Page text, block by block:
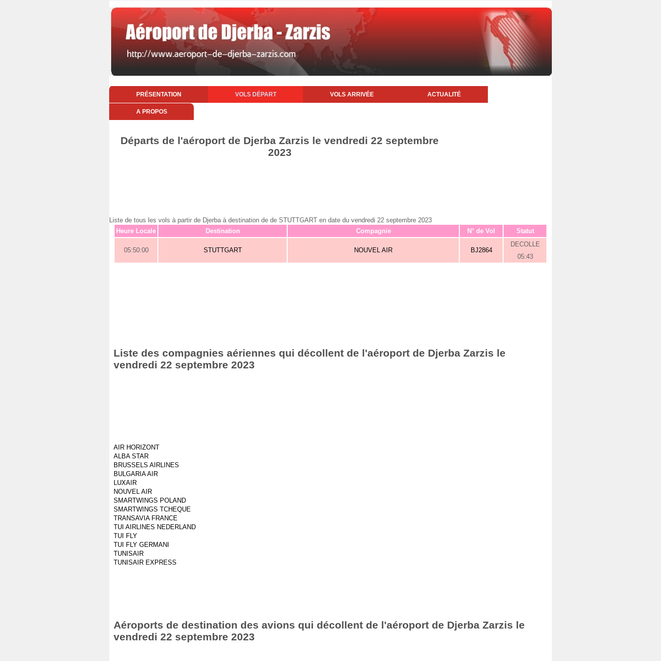
PRÉSENTATION VOLS DÉPART VOLS ARRIVÉE ACTUALITÉ
A PROPOS
Départs de l'aéroport de Djerba Zarzis le vendredi 22 septembre
2023
Liste de tous les vols à partir de Djerba à destination de de STUTTGART en date du vendredi 22 septembre 2023
Heure Locale
Destination Compagnie N° de Vol Statut
05:50:00 STUTTGART NOUVEL AIR BJ2864
DECOLLE
05:43
Liste des compagnies aériennes qui décollent de l'aéroport de Djerba Zarzis le
vendredi 22 septembre 2023
AIR HORIZONT
ALBA STAR
BRUSSELS AIRLINES
BULGARIA AIR
LUXAIR
NOUVEL AIR
SMARTWINGS POLAND
SMARTWINGS TCHEQUE
TRANSAVIA FRANCE
TUI AIRLINES NEDERLAND
TUI FLY
TUI FLY GERMANI
TUNISAIR
TUNISAIR EXPRESS
Aéroports de destination des avions qui décollent de l'aéroport de Djerba Zarzis le
vendredi 22 septembre 2023